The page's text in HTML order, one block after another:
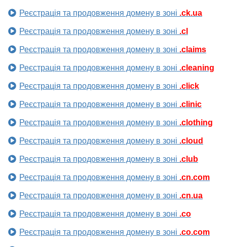
Реєстрація та продовження домену в зоні .ck.ua
Реєстрація та продовження домену в зоні .cl
Реєстрація та продовження домену в зоні .claims
Реєстрація та продовження домену в зоні .cleaning
Реєстрація та продовження домену в зоні .click
Реєстрація та продовження домену в зоні .clinic
Реєстрація та продовження домену в зоні .clothing
Реєстрація та продовження домену в зоні .cloud
Реєстрація та продовження домену в зоні .club
Реєстрація та продовження домену в зоні .cn.com
Реєстрація та продовження домену в зоні .cn.ua
Реєстрація та продовження домену в зоні .co
Реєстрація та продовження домену в зоні .co.com